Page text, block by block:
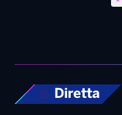
Diretta